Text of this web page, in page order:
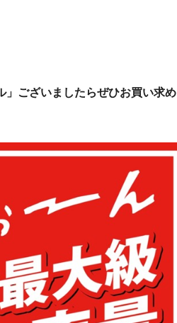
」ございましたらぜひお買い求め